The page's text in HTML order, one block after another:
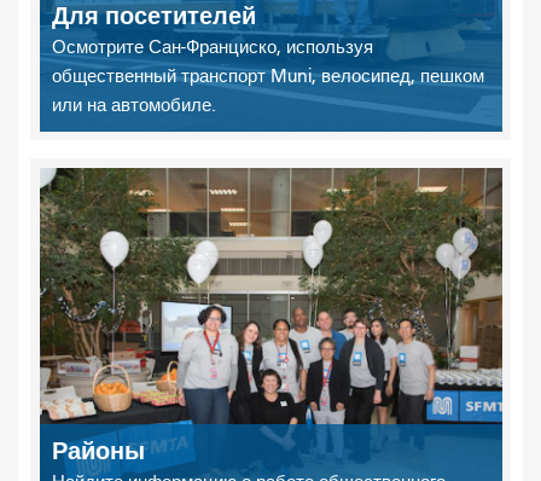
Для посетителей
Осмотрите Сан-Франциско, используя
общественный транспорт Muni, велосипед, пешком
или на автомобиле.
Районы